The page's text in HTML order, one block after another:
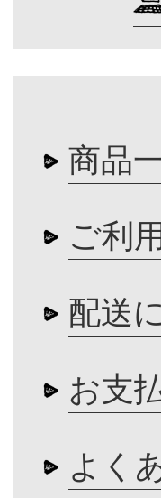
商品
ご利
配送
お支
よく